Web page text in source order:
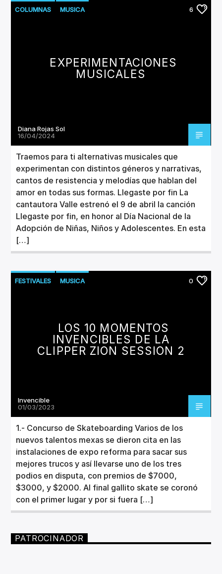
COLUMNAS MUSICA 6
EXPERIMENTACIONES
MUSICALES
Diana Rojas Sol
16/04/2024
Traemos para ti alternativas musicales que
experimentan con distintos géneros y narrativas,
cantos de resistencia y melodías que hablan del
amor en todas sus formas. Llegaste por fin La
cantautora Valle estrenó el 9 de abril la canción
Llegaste por fin, en honor al Día Nacional de la
Adopción de Niñas, Niños y Adolescentes. En esta
[…]
FESTIVALES MUSICA 0
LOS 10 MOMENTOS
INVENCIBLES DE LA
CLIPPER ZION SESSION 2
Invencible
01/03/2023
1.- Concurso de Skateboarding Varios de los
nuevos talentos mexas se dieron cita en las
instalaciones de expo reforma para sacar sus
mejores trucos y así llevarse uno de los tres
podios en disputa, con premios de $7000,
$3000, y $2000. Al final gallito skate se coronó
con el primer lugar y por si fuera […]
PATROCINADOR